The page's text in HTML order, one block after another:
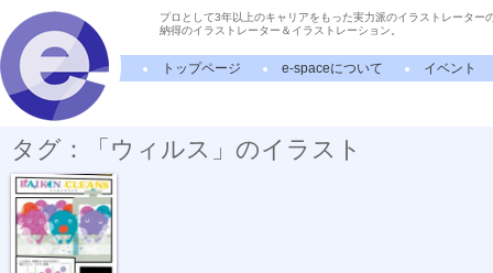
プロとして3年以上のキャリアをもった実力派のイラストレーター
納得のイラストレーター＆イラストレーション。
トップページ e-spaceについて イベント
タグ：「ウィルス」のイラスト
BAIKIN CLEANS